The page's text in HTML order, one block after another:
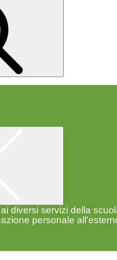
diversi servizi della
personale